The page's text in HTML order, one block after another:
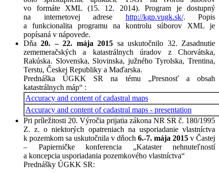
vo formáte XML (15. 12. 2014). Program je dostupný
na internetovej adrese http://kgp.vugk.sk/. Popis
a funkcionalita programu na kontrolu súborov XML je
popísaná v nápovede.
Dňa20. – 22. mája 2015 sa uskutočnilo 32. Zasadnutie
zememeračských a katastrálnych úradov z Chorvátska,
Rakúska. Slovenska, Slovinska, južného Tyrolska, Trentina,
Terstu, Českej Republiky a Maďarska.
Prednáška ÚGKK SR na tému „Presnosť a obsah
katastrálnych máp“ :
Accuracy and content of cadastral maps
Accuracy and content of cadastral maps - presentation
Pri príležitosti 20. Výročia prijatia zákona NR SR č. 180/1995
Z. z. o niektorých opatreniach na usporiadanie vlastníctva
k pozemkom sa uskutočnila v dňoch 6.-7. mája 2015 v Častej
– Papierničke konferencia „Kataster nehnuteľností
a koncepcia usporiadania pozemkového vlastníctva“
Prednášky ÚGKK SR: